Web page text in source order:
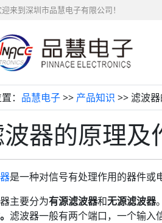
来到深圳市品慧电子有限公司！
： 品慧电子>> 产品知识 >> 滤波
器的原理及
是一种对信号有处理作用的器件或
主要分为有源滤波器和无源滤波器
滤波器一般有两个端口，一个输